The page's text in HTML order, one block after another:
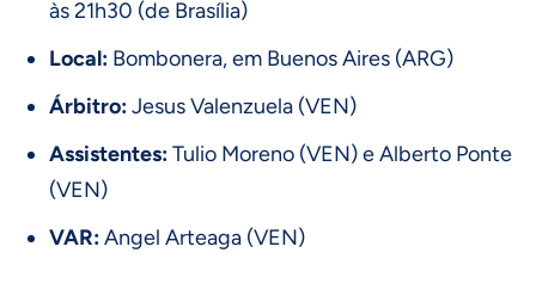
às 21h30 (de Brasília)
Local: Bombonera, em Buenos Aires (ARG)
Árbitro:Jesus Valenzuela (VEN)
Assistentes:Tulio Moreno (VEN) e Alberto Ponte
(VEN)
VAR:Angel Arteaga (VEN)